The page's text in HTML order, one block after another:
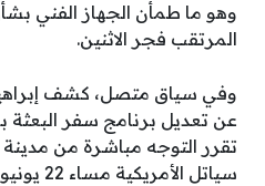
وهو ما طمأن الجهاز الفني
المرتقب فجر الاثنين.
وفي سياق متصل، كشف
عن تعديل برنامج سفر البعثة
تقرر التوجه مباشرة من مدينة
سياتل